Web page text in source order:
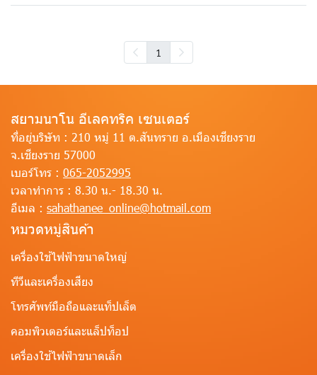
1
สยามนาโน อีเลคทริค เซนเตอร์
ที่อยู่บริษัท : 210 หมู่ 11 ต.สันทราย อ.เมืองเชียงราย
จ.เชียงราย 57000
เบอร์โทร : 065-2052995
เวลาทำการ : 8.30 น.- 18.30 น.
อีเมล : sahathanee_online@hotmail.com
หมวดหมู่สินค้า
เครื่องใช้ไฟฟ้าขนาดใหญ่
ทีวีและเครื่องเสียง
โทรศัพท์มือถือและแท็ปเล็ต
คอมพิวเตอร์และแล็ปท็อป
เครื่องใช้ไฟฟ้าขนาดเล็ก